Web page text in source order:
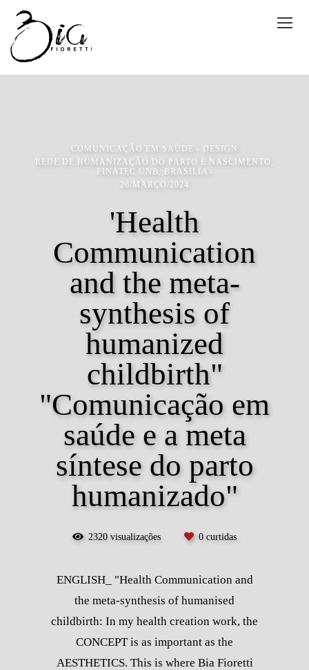
COMUNICAÇÃO EM SAÚDE - DESIGN
REDE DE HUMANIZAÇÃO DO PARTO E NASCIMENTO,
FINATEC UNB, BRASILIA
26/MARÇO/2024
'Health
Communication
and the meta-
synthesis of
humanized
childbirth"
"Comunicação em
saúde e a meta
síntese do parto
humanizado"
2320 visualizações 0 curtidas
ENGLISH_ "Health Communication and
the meta-synthesis of humanised
childbirth: In my health creation work, the
CONCEPT is as important as the
AESTHETICS. This is where Bia Fioretti